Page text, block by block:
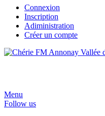
Connexion
Inscription
Adiministration
Créer un compte
Menu
Follow us